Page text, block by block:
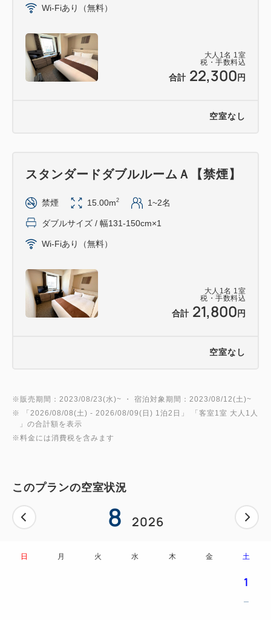
・体調のすぐれないお客様（発熱や咳などの症状な
だきます。
＝＝＝＝＝＝＝＝＝＝＝＝＝＝＝＝＝＝＝＝＝＝＝＝
※ホテル駐車場が満車の場合は近隣の駐車場をご案内
致します。
※立体駐車場は下記車両制限にご注意ください。
重量・・・2，500kg
全幅・・・2，050mm
全高・・・2，050mm
「函館駅」より函館市電で約15分「五稜郭公園前」
＝＝＝＝＝＝＝＝＝＝＝＝＝＝＝＝＝＝＝＝＝＝＝＝
＝
大人 1名 1室
税・手数料込
合計 22,300 円
Wi-Fiあり（無料）
空室なし
大人 1名 1室
税・手数料込
合計 21,800 円
スタンダードダブルルームＡ【禁煙】
禁煙 15.00m2 1~2名
ダブルサイズ / 幅131-150cm×1
Wi-Fiあり（無料）
空室なし
※販売期間：2023/08/23(水)~ ・ 宿泊対象期間：2023/08/12(土)~
※ 「 2026/08/08(土) - 2026/08/09(日) 1泊2日 」 「 客室1室 大人1人
」の合計額を表示
※料金には消費税を含みます
このプランの空室状況
8 2026
日 月 火 水 木 金 土
1